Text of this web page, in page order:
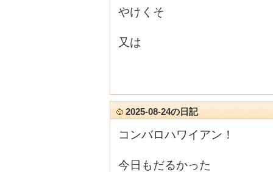
やけくそ
又は
2025-08-24の日記
コンバロハワイアン！
今日もだるかった